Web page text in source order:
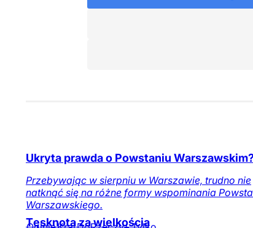
Ukryta prawda o Powstaniu
Przebywając w sierpniu w Warszawie, trudno nie
natknąć się na różne formy wspominania
Warszawskiego.
Tęsknota za wielkością